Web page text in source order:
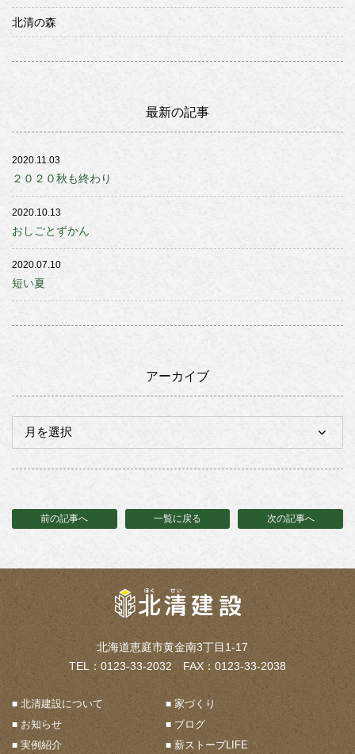
北清の森
最新の記事
2020.11.03
２０２０秋も終わり
2020.10.13
おしごとずかん
2020.07.10
短い夏
アーカイブ
前の記事へ 一覧に戻る 次の記事へ
北海道恵庭市黄金南3丁目1-17
TEL：0123-33-2032 FAX：0123-33-2038
北清建設について
家づくり
お知らせ
ブログ
実例紹介
薪ストーブLIFE